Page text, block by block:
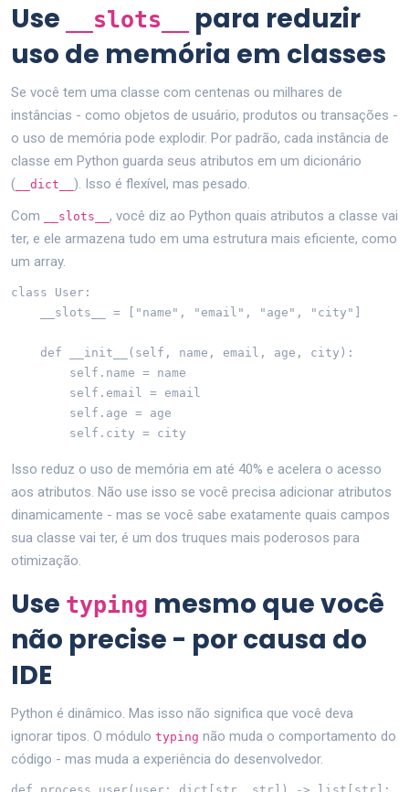
Use __slots__
para reduzir
uso de memória em classes
Se você tem uma classe com centenas ou milhares de
instâncias - como objetos de usuário, produtos ou transações -
o uso de memória pode explodir. Por padrão, cada instância de
classe em Python guarda seus atributos em um dicionário
( __dict__ ). Isso é flexível, mas pesado.
Com
__slots__ , você diz ao Python quais atributos a classe vai
ter, e ele armazena tudo em uma estrutura mais eficiente, como
um array.
class User:
    __slots__ = ["name", "email", "age", "city"]
    def __init__(self, name, email, age, city):
        self.name = name
        self.email = email
        self.age = age
        self.city = city
Isso reduz o uso de memória em até 40% e acelera o acesso
aos atributos. Não use isso se você precisa adicionar atributos
dinamicamente - mas se você sabe exatamente quais campos
sua classe vai ter, é um dos truques mais poderosos para
otimização.
Use typing mesmo que você
não precise - por causa do
IDE
Python é dinâmico. Mas isso não significa que você deva
ignorar tipos. O módulo typing não muda o comportamento do
código - mas muda a experiência do desenvolvedor.